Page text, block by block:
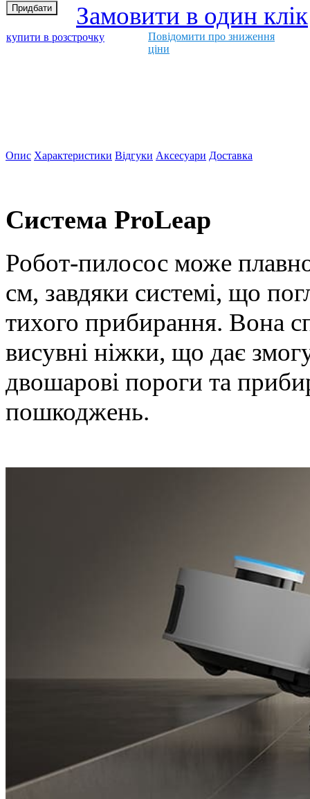
Замовити в один клік
купити в розстрочку
Повідомити про зниження
ціни
Опис Характеристики Відгуки Аксесуари Доставка
Система ProLeap
Робот-пилосос може
см, завдяки системі, що
тихого прибирання. Вона
висувні ніжки, що дає
двошарові пороги та
пошкоджень.